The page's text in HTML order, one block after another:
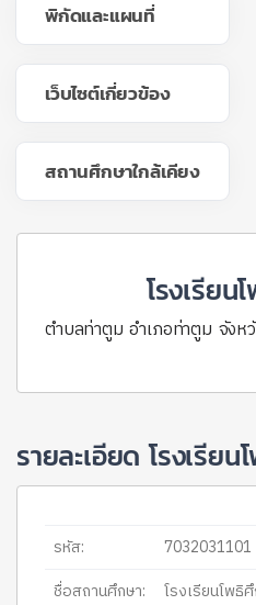
พิกัดและแผนที่
เว็บไซต์เกี่ยวข้อง
สถานศึกษาใกล้เคียง
โรงเรียน
ตำบลท่าตูม อำเภอท่าตูม จัง
รายละเอียด โรงเรีย
รหัส:
7032031101
ชื่อสถานศึกษา:
โรงเรียนโพธิ